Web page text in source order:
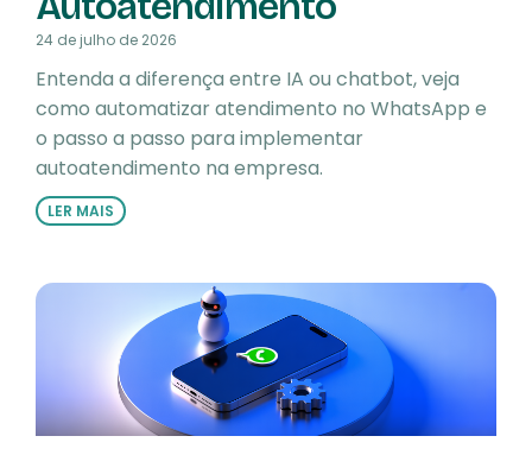
24 de julho de 2026
Entenda a diferença entre IA ou chatbot, veja
como automatizar atendimento no WhatsApp e
o passo a passo para implementar
autoatendimento na empresa.
LER MAIS